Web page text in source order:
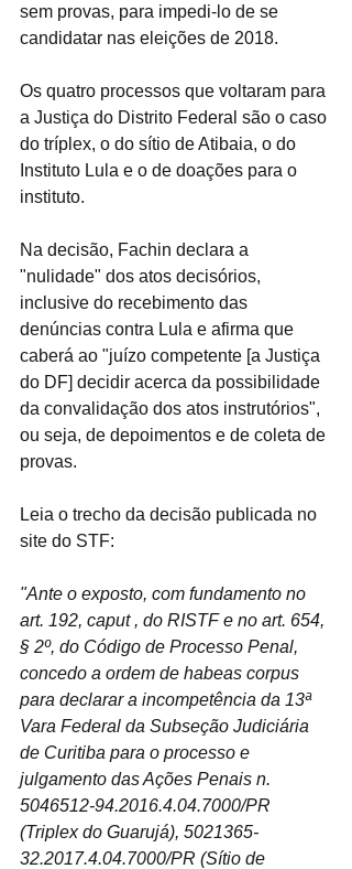
sem provas, para impedi-lo de se
candidatar nas eleições de 2018.
Os quatro processos que voltaram para
a Justiça do Distrito Federal são o caso
do tríplex, o do sítio de Atibaia, o do
Instituto Lula e o de doações para o
instituto.
Na decisão, Fachin declara a
"nulidade" dos atos decisórios,
inclusive do recebimento das
denúncias contra Lula e afirma que
caberá ao "juízo competente [a Justiça
do DF] decidir acerca da possibilidade
da convalidação dos atos instrutórios",
ou seja, de depoimentos e de coleta de
provas.
Leia o trecho da decisão publicada no
site do STF:
"Ante o exposto, com fundamento no
art. 192, caput , do RISTF e no art. 654,
§ 2º, do Código de Processo Penal,
concedo a ordem de habeas corpus
para declarar a incompetência da 13ª
Vara Federal da Subseção Judiciária
de Curitiba para o processo e
julgamento das Ações Penais n.
5046512-94.2016.4.04.7000/PR
(Triplex do Guarujá), 5021365-
32.2017.4.04.7000/PR (Sítio de